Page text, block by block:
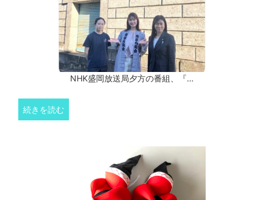
NHK盛岡放送局夕方の番組、『…
続きを読む